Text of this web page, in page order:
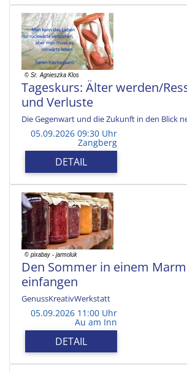
Tageskurs: Älter werden/
und Verluste
Die Gegenwart und die Zukunft in den Blick
05.09.2026 09:30 Uhr
Zangberg
DETAIL
Den Sommer in einem
einfangen
GenussKreativWerkstatt
05.09.2026 11:00 Uhr
Au am Inn
DETAIL